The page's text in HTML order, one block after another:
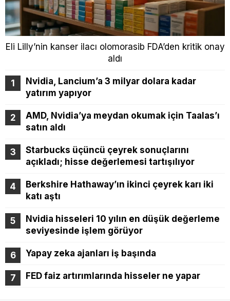
Eli Lilly’nin kanser ilacı olomorasib FDA’den kritik onay
aldı
Nvidia, Lancium’a 3 milyar dolara kadar
yatırım yapıyor
AMD, Nvidia’ya meydan okumak için Taalas’ı
satın aldı
Starbucks üçüncü çeyrek sonuçlarını
açıkladı; hisse değerlemesi tartışılıyor
Berkshire Hathaway’ın ikinci çeyrek karı iki
katı aştı
Nvidia hisseleri 10 yılın en düşük değerleme
seviyesinde işlem görüyor
Yapay zeka ajanları iş başında
FED faiz artırımlarında hisseler ne yapar